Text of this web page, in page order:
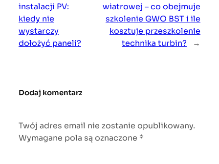
instalacji PV:
kiedy nie
wystarczy
dołożyć paneli?
wiatrowej – co obejmuje
szkolenie GWO BST i ile
kosztuje przeszkolenie
technika turbin?
→
Dodaj komentarz
Twój adres email nie zostanie opublikowany.
Wymagane pola są oznaczone *